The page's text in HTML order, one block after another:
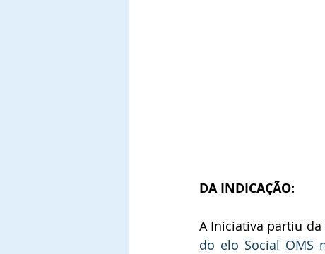
DA INDICAÇÃO:
A Iniciativa partiu da
do elo Social OMS